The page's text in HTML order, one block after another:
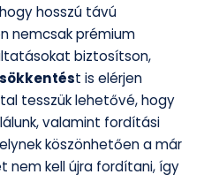
hosszú távú
nemcsak prémium
biztosítson,
t is elérjen
tesszük lehetővé, hogy
valamint fordítási
köszönhetően a már
kell újra fordítani, így